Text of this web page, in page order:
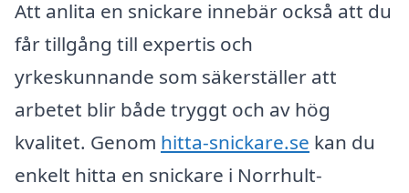
Att anlita en snickare innebär också att du
får tillgång till expertis och
yrkeskunnande som säkerställer att
arbetet blir både tryggt och av hög
kvalitet. Genom hitta-snickare.se kan du
enkelt hitta en snickare i Norrhult-